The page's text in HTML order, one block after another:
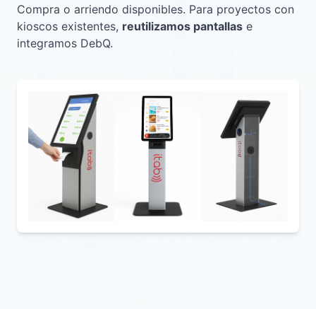
Compra o arriendo disponibles. Para proyectos con
kioscos existentes, reutilizamos pantallas e
integramos DebQ.